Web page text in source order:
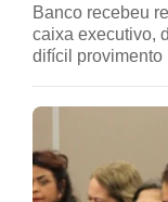
Banco recebeu
caixa executivo,
difícil provimento